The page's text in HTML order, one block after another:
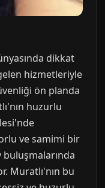
dikkat
hizmetleriyle
ön planda
huzurlu
ve samimi bir
Muratlı'nın bu